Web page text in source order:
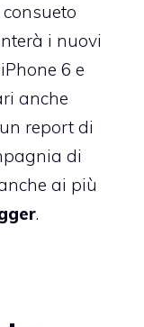
i nuovi
6 e
anche
report di
di
ai più
.